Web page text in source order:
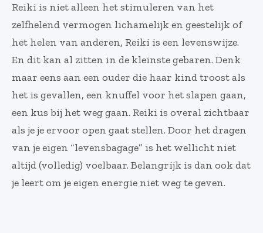
Reiki is niet alleen het stimuleren van het
zelfhelend vermogen lichamelijk en geestelijk of
het helen van anderen, Reiki is een levenswijze.
En dit kan al zitten in de kleinste gebaren. Denk
maar eens aan een ouder die haar kind troost als
het is gevallen, een knuffel voor het slapen gaan,
een kus bij het weg gaan. Reiki is overal zichtbaar
als je je ervoor open gaat stellen. Door het dragen
van je eigen “levensbagage” is het wellicht niet
altijd (volledig) voelbaar. Belangrijk is dan ook dat
je leert om je eigen energie niet weg te geven.